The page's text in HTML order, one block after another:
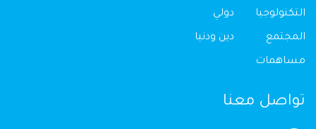
التكنولوجيا
المجتمع
مساهمات
دولي
دين ودنيا
تواصل معنا